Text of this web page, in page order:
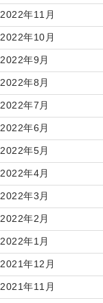
2022年11月
2022年10月
2022年9月
2022年8月
2022年7月
2022年6月
2022年5月
2022年4月
2022年3月
2022年2月
2022年1月
2021年12月
2021年11月